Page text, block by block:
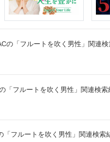
の「フルートを吹く男性」関連
「フルートを吹く男性」関連検索
「フルートを吹く男性」関連検索